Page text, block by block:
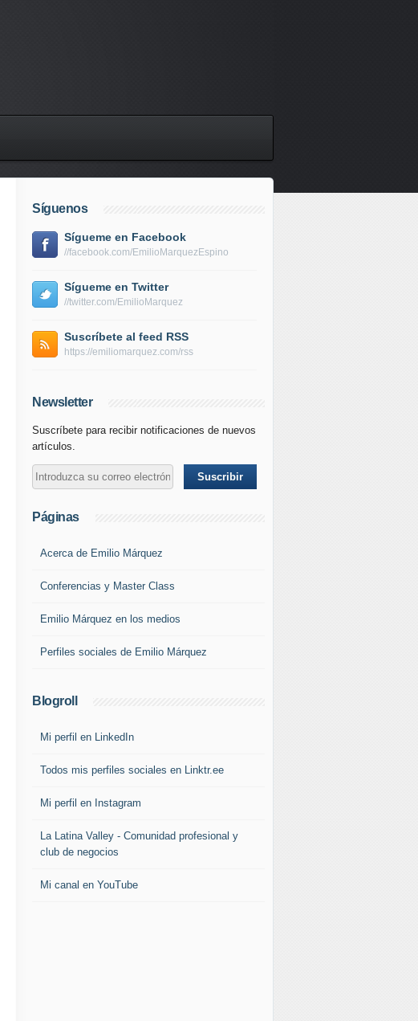
Síguenos
Sígueme en Facebook
//facebook.com/EmilioMarquezEspino
Sígueme en Twitter
//twitter.com/EmilioMarquez
Suscríbete al feed RSS
https://emiliomarquez.com/rss
Newsletter
Suscríbete para recibir notificaciones de nuevos
artículos.
Páginas
Acerca de Emilio Márquez
Conferencias y Master Class
Emilio Márquez en los medios
Perfiles sociales de Emilio Márquez
Blogroll
Mi perfil en LinkedIn
Todos mis perfiles sociales en Linktr.ee
Mi perfil en Instagram
La Latina Valley - Comunidad profesional y
club de negocios
Mi canal en YouTube